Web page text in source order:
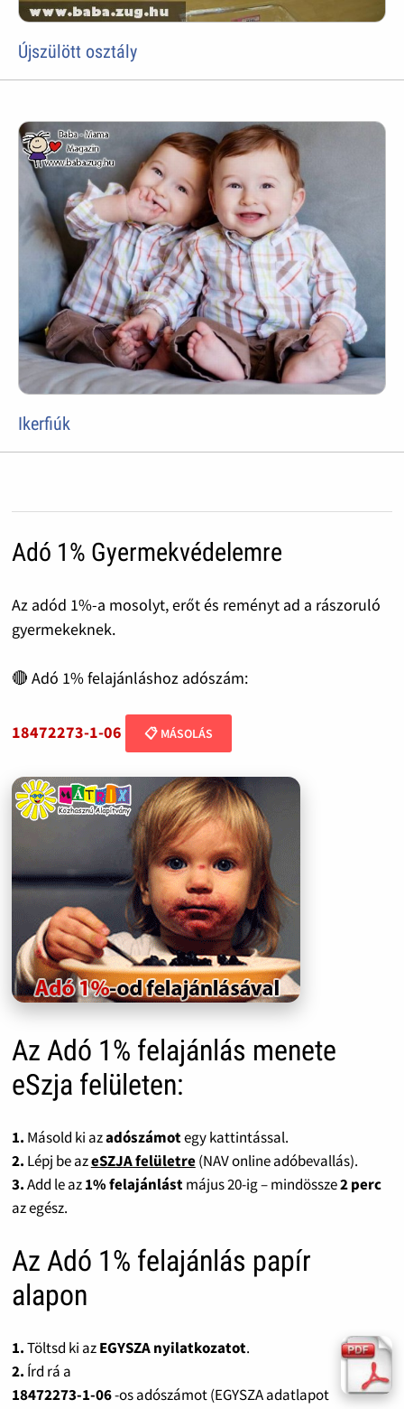
Újszülött osztály
Ikerfiúk
Adó 1% Gyermekvédelemre
Az adód 1%-a mosolyt, erőt és reményt ad a rászoruló
gyermekeknek.
🔴 Adó 1% felajánláshoz adószám:
18472273-1-06 📋 MÁSOLÁS
Az Adó 1% felajánlás menete
eSzja felületen:
1. Másold ki azadószámotegy kattintással.
2. Lépj be azeSZJA felületre(NAV online adóbevallás).
3.Add le az1% felajánlástmájus 20-ig – mindössze2 perc
az egész.
Az Adó 1% felajánlás papír
alapon
1.Töltsd ki azEGYSZA nyilatkozatot.
2. Írd rá a
18472273-1-06-os adószámot (EGYSZA adatlapot